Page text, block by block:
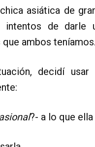
asiática de
de darle
ambos teníamos.
decidí usar
?- a lo que